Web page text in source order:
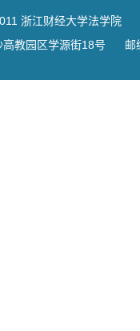
浙江财经大学法学院
高教园区学源街18号 邮